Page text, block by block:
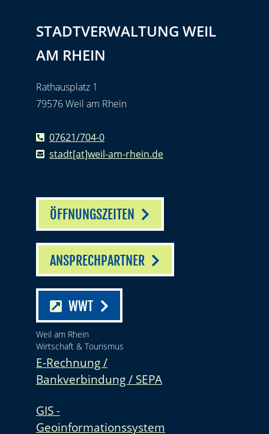
STADTVERWALTUNG WEIL
AM RHEIN
Rathausplatz 1
79576 Weil am Rhein
07621/704-0
stadt[at]weil-am-rhein.de
ÖFFNUNGSZEITEN
ANSPRECHPARTNER
WWT
Weil am Rhein
Wirtschaft & Tourismus
E-Rechnung /
Bankverbindung / SEPA
GIS -
Geoinformationssystem